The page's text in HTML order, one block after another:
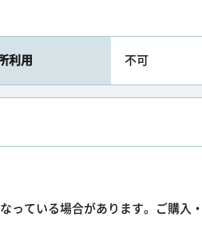
利用 不可
っている場合があります。ご購入